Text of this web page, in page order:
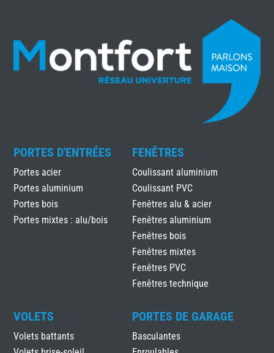
PORTES D'ENTRÉES
Portes acier
Portes aluminium
Portes bois
Portes mixtes : alu/bois
FENÊTRES
Coulissant aluminium
Coulissant PVC
Fenêtres alu & acier
Fenêtres aluminium
Fenêtres bois
Fenêtres mixtes
Fenêtres PVC
Fenêtres technique
VOLETS
Volets battants
PORTES DE GARAGE
Basculantes